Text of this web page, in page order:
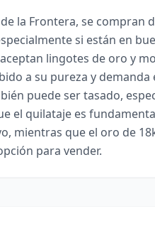
de la Frontera, se compran
si están en
lingotes de oro y
a su pureza y
puede ser tasado,
el quilataje es
mientras que el oro de
para vender.